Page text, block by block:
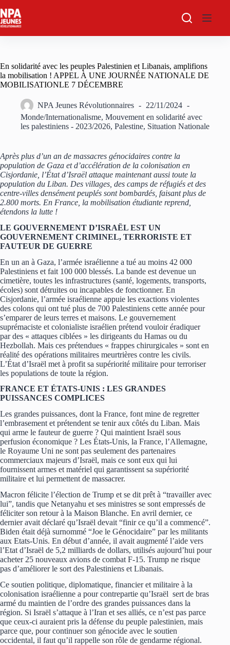
au
contenu
En solidarité avec les peuples Palestinien et Libanais, amplifions
la mobilisation ! APPEL À UNE JOURNÉE NATIONALE DE
MOBILISATIONLE 7 DÉCEMBRE
NPA Jeunes Révolutionnaires
22/11/2024
Monde/Internationalisme, Mouvement en solidarité avec
les palestiniens - 2023/2026, Palestine, Situation Nationale
Après plus d’un an de massacres génocidaires contre la
population de Gaza et d’accélération de la colonisation en
Cisjordanie, l’État d’Israël attaque maintenant aussi toute la
population du Liban. Des villages, des camps de réfugiés et des
centre-villes densément peuplés sont bombardés, faisant plus de
2.800 morts. En France, la mobilisation étudiante reprend,
étendons la lutte !
LE GOUVERNEMENT D’ISRAËL EST UN
GOUVERNEMENT CRIMINEL, TERRORISTE ET
FAUTEUR DE GUERRE
En un an à Gaza, l’armée israélienne a tué au moins 42 000
Palestiniens et fait 100 000 blessés. La bande est devenue un
cimetière, toutes les infrastructures (santé, logements, transports,
écoles) sont détruites ou incapables de fonctionner. En
Cisjordanie, l’armée israélienne appuie les exactions violentes
des colons qui ont tué plus de 700 Palestiniens cette année pour
s’emparer de leurs terres et maisons. Le gouvernement
suprémaciste et colonialiste israélien prétend vouloir éradiquer
par des « attaques ciblées » les dirigeants du Hamas ou du
Hezbollah. Mais ces prétendues « frappes chirurgicales » sont en
réalité des opérations militaires meurtrières contre les civils.
L’État d’Israël met à profit sa supériorité militaire pour terroriser
les populations de toute la région.
FRANCE ET ÉTATS-UNIS : LES GRANDES
PUISSANCES COMPLICES
Les grandes puissances, dont la France, font mine de regretter
l’embrasement et prétendent se tenir aux côtés du Liban. Mais
qui arme le fauteur de guerre ? Qui maintient Israël sous
perfusion économique ? Les États-Unis, la France, l’Allemagne,
le Royaume Uni ne sont pas seulement des partenaires
commerciaux majeurs d’Israël, mais ce sont eux qui lui
fournissent armes et matériel qui garantissent sa supériorité
militaire et lui permettent de massacrer.
Macron félicite l’élection de Trump et se dit prêt à “travailler avec
lui”, tandis que Netanyahu et ses ministres se sont empressés de
féliciter son retour à la Maison Blanche. En avril dernier, ce
dernier avait déclaré qu’Israël devait “finir ce qu’il a commencé”.
Biden était déjà surnommé “Joe le Génocidaire” par les militants
aux Etats-Unis. En début d’année, il avait augmenté l’aide vers
l’Etat d’Israël de 5,2 milliards de dollars, utilisés aujourd’hui pour
acheter 25 nouveaux avions de combat F-15. Trump ne risque
pas d’améliorer le sort des Palestiniens et Libanais.
Ce soutien politique, diplomatique, financier et militaire à la
colonisation israélienne a pour contrepartie qu’Israël sert de bras
armé du maintien de l’ordre des grandes puissances dans la
région. Si Israël s’attaque à l’Iran et ses alliés, ce n’est pas parce
que ceux-ci auraient pris la défense du peuple palestinien, mais
parce que, pour continuer son génocide avec le soutien
occidental, il faut qu’il rappelle son rôle de gendarme régional.